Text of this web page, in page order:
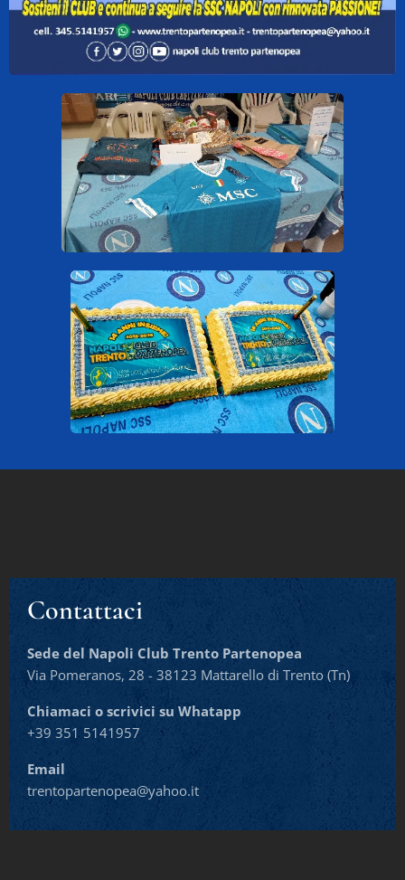
Contattaci
Sede del Napoli Club Trento Partenopea
Via Pomeranos, 28 - 38123 Mattarello di Trento (Tn)
Chiamaci o scrivici su Whatapp
+39 351 5141957
Email
trentopartenopea@yahoo.it